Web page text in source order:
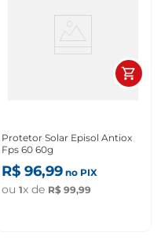
Protetor Solar Episol Antiox
Fps 60 60g
R$ 96,99 no PIX
ou 1x de R$ 99,99